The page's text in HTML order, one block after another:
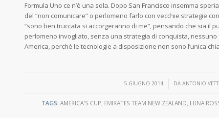
Formula Uno ce n’è una sola. Dopo San Francisco insomma
del “non comunicare” o perlomeno farlo con vecchie strategie
“sono ben truccata si accorgeranno di me”, pensando che sia il
perlomeno invogliato, senza una strategia di conquista, nessuno
America, perché le tecnologie a disposizione non sono l’unica
5 GIUGNO 2014
/ DA ANTONIO
TAGS: AMERICA'S CUP EMIRATES TEAM NEW ZEALAND LUNA